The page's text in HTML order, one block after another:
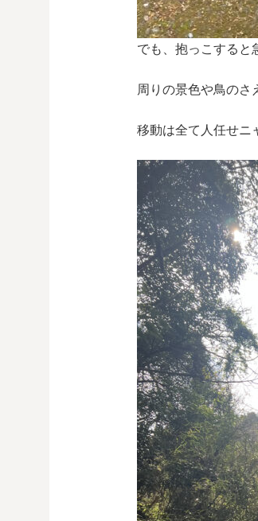
でも、抱っこすると
周りの景色や鳥のさ
移動は全て人任せニ